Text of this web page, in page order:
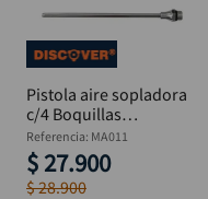
Pistola aire sopladora
c/4 Boquillas
DISCOVER MA011
Referencia: MA011
$ 27.900
$28.900